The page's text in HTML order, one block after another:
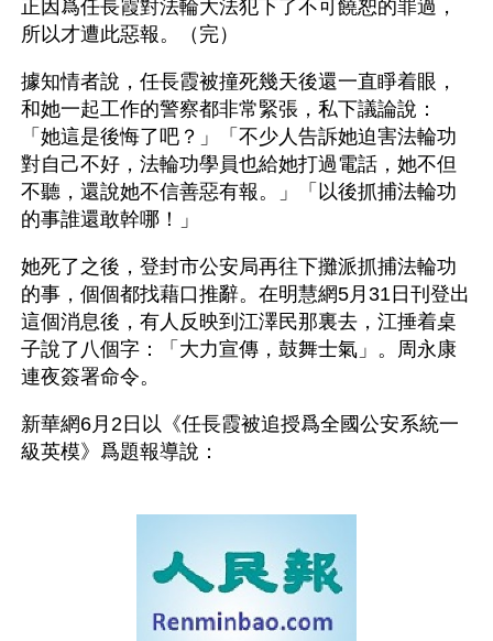
正因爲任長霞對法輪大法犯下了不可饒恕的罪過，
所以才遭此惡報。（完）
據知情者說，任長霞被撞死幾天後還一直睜着眼，
和她一起工作的警察都非常緊張，私下議論說：
「她這是後悔了吧？」「不少人告訴她迫害法輪功
對自己不好，法輪功學員也給她打過電話，她不但
不聽，還說她不信善惡有報。」「以後抓捕法輪功
的事誰還敢幹哪！」
她死了之後，登封市公安局再往下攤派抓捕法輪功
的事，個個都找藉口推辭。在明慧網5月31日刊登出
這個消息後，有人反映到江澤民那裏去，江捶着桌
子說了八個字：「大力宣傳，鼓舞士氣」。周永康
連夜簽署命令。
新華網6月2日以《任長霞被追授爲全國公安系統一
級英模》爲題報導說：